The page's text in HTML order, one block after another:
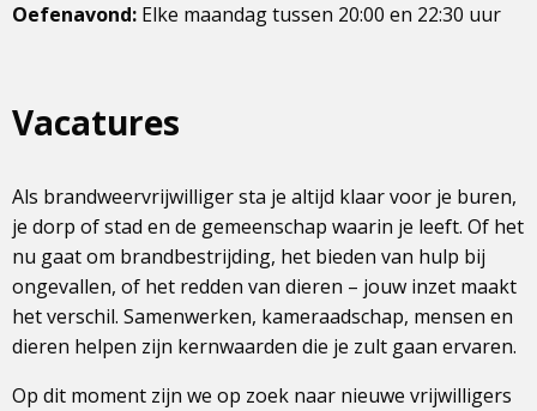
Oefenavond: Elke maandag tussen 20:00 en 22:30 uur
Vacatures
Als brandweervrijwilliger sta je altijd klaar voor je buren,
je dorp of stad en de gemeenschap waarin je leeft. Of het
nu gaat om brandbestrijding, het bieden van hulp bij
ongevallen, of het redden van dieren – jouw inzet maakt
het verschil. Samenwerken, kameraadschap, mensen en
dieren helpen zijn kernwaarden die je zult gaan ervaren.
Op dit moment zijn we op zoek naar nieuwe vrijwilligers